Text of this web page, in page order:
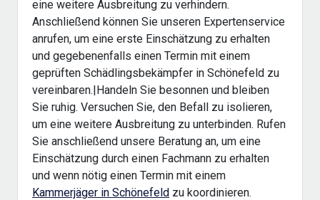
eine weitere Ausbreitung zu verhindern.
Anschließend können Sie unseren Expertenservice
anrufen, um eine erste Einschätzung zu erhalten
und gegebenenfalls einen Termin mit einem
geprüften Schädlingsbekämpfer in Schönefeld zu
vereinbaren.|Handeln Sie besonnen und bleiben
Sie ruhig. Versuchen Sie, den Befall zu isolieren,
um eine weitere Ausbreitung zu unterbinden. Rufen
Sie anschließend unsere Beratung an, um eine
Einschätzung durch einen Fachmann zu erhalten
und wenn nötig einen Termin mit einem
Kammerjäger in Schönefeld zu koordinieren.